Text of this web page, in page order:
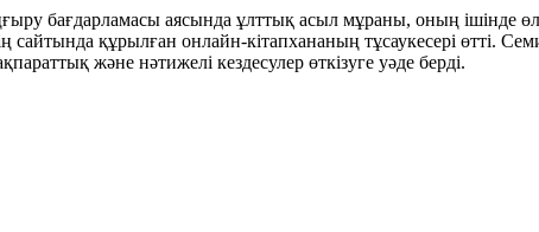
бағдарламасы аясында ұлттық асыл мұраны, оның ішінде
сайтында құрылған онлайн-кітапхананың тұсаукесері өтті.
және нәтижелі кездесулер өткізуге уәде берді.